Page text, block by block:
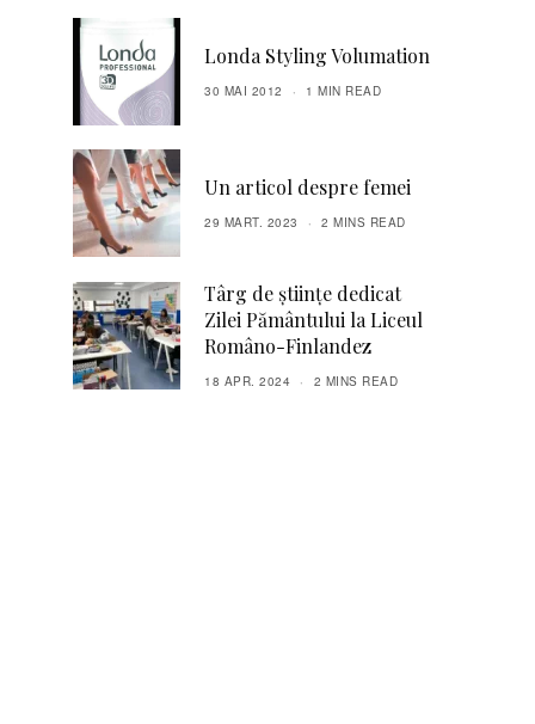
Londa Styling Volumation
30 MAI 2012 1 MIN READ
Un articol despre femei
29 MART. 2023 2 MINS READ
Târg de științe dedicat
Zilei Pământului la Liceul
Româno-Finlandez
18 APR. 2024 2 MINS READ